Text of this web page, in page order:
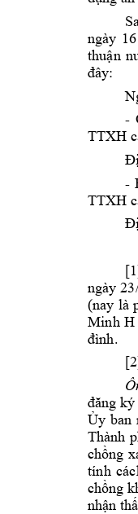
ngày 16
thuận
đây:
-
TTXH
-
TTXH
ngày
(nay là
Minh H
đình.
đăng ký
Ủy ban
Thành
chồng
tính
chồng
nhận